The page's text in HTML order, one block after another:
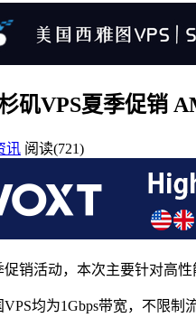
矶VPS夏季促销
讯 阅读(721)
销活动，本次主要针对高
均为1Gbps带宽，不限制